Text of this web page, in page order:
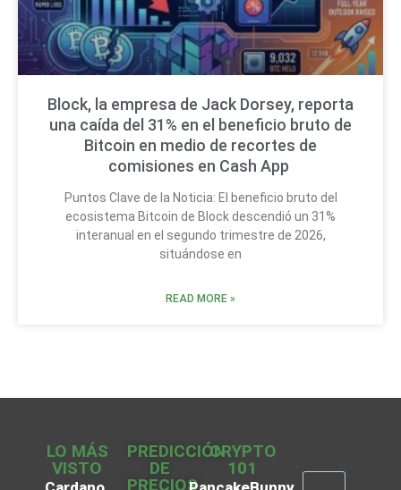
Block, la empresa de Jack Dorsey, reporta
una caída del 31% en el beneficio bruto de
Bitcoin en medio de recortes de
comisiones en Cash App
Puntos Clave de la Noticia: El beneficio bruto del
ecosistema Bitcoin de Block descendió un 31%
interanual en el segundo trimestre de 2026,
situándose en
READ MORE »
LO MÁS
VISTO
PREDICCIÓN
DE
PRECIOS
CRYPTO
101